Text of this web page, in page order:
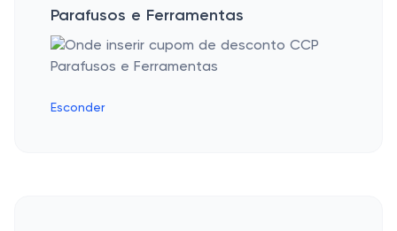
Parafusos e Ferramentas
Esconder